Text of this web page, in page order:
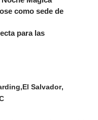
como sede de
para las
El Salvador